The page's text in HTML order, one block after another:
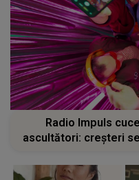
Radio Impuls
ascultători: creșteri